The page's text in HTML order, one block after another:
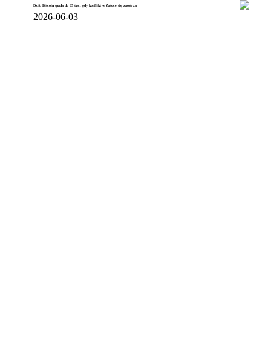
Dziś: Bitcoin spada do 65 tys., gdy konflikt w Zatoce się zaostrza
2026-06-03